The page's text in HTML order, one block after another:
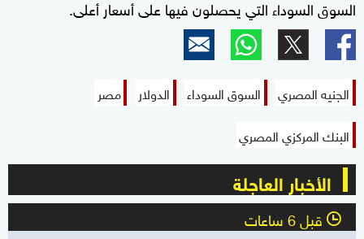
السوق السوداء التي يحصلون فيها على أسعار أعلى.
الجنيه المصري السوق السوداء الدولار
مصر
البنك المركزي المصري
الأخبار العاجلة
l قبل 6 ساعات